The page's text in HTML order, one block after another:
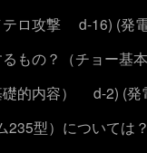
ロ攻撃
d-16) (発
もの？（チョー基
的内容）
d-2) (発
235型）については